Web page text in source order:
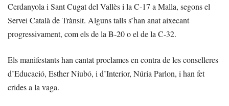
Cerdanyola i Sant Cugat del Vallès i la C-17 a Malla, segons el
Servei Català de Trànsit. Alguns talls s’han anat aixecant
progressivament, com els de la B-20 o el de la C-32.
Els manifestants han cantat proclames en contra de les conselleres
d’Educació, Esther Niubó, i d’Interior, Núria Parlon, i han fet
crides a la vaga.